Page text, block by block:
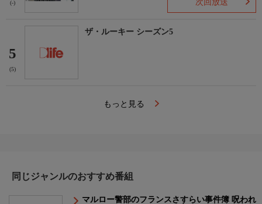
(-) 次回放送
5
(5)
ザ・ルーキー シーズン5
もっと見る
同じジャンルのおすすめ番組
マルロー警部のフランスさすらい事件簿 呪われ